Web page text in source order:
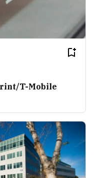
T-Mobile